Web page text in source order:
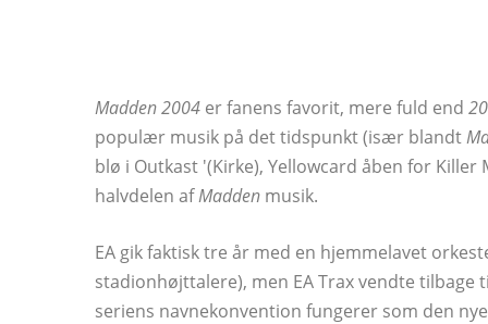
Madden 2004 er fanens favorit, mere fuld end
populær musik på det tidspunkt (især blandt
blø i Outkast '(Kirke), Yellowcard åben for Killer
halvdelen afMadden musik.
EA gik faktisk tre år med en hjemmelavet
stadionhøjttalere), men EA Trax vendte tilbage
seriens navnekonvention fungerer som den